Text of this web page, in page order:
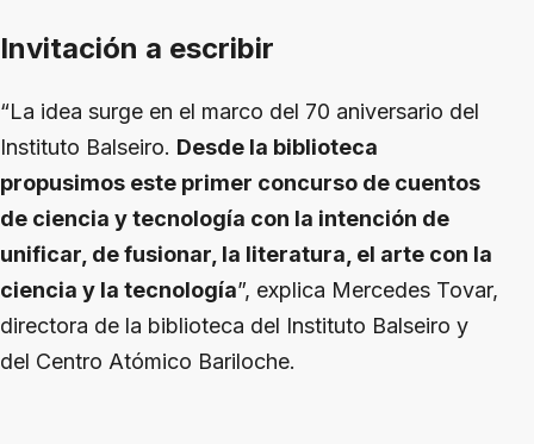
Invitación a escribir
“La idea surge en el marco del 70 aniversario del
Instituto Balseiro. Desde la biblioteca
propusimos este primer concurso de cuentos
de ciencia y tecnología con la intención de
unificar, de fusionar, la literatura, el arte con la
ciencia y la tecnología”, explica Mercedes Tovar,
directora de la biblioteca del Instituto Balseiro y
del Centro Atómico Bariloche.